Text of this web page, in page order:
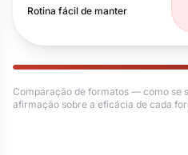
Rotina fácil de manter
Comparação de formatos — como se
afirmação sobre a eficácia de cada